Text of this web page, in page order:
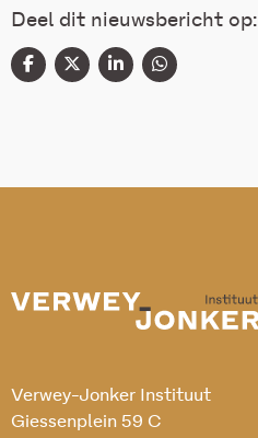
Deel dit nieuwsbericht op:
Verwey-Jonker Instituut
Giessenplein 59 C